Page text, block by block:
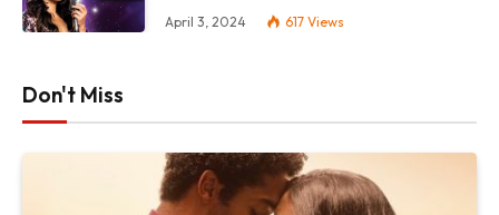
April 3, 2024 617 Views
Don't Miss